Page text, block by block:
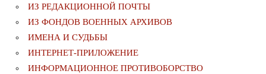
ИЗ РЕДАКЦИОННОЙ ПОЧТЫ
ИЗ ФОНДОВ ВОЕННЫХ АРХИВОВ
ИМЕНА И СУДЬБЫ
ИНТЕРНЕТ-ПРИЛОЖЕНИЕ
ИНФОРМАЦИОННОЕ ПРОТИВОБОРСТВО